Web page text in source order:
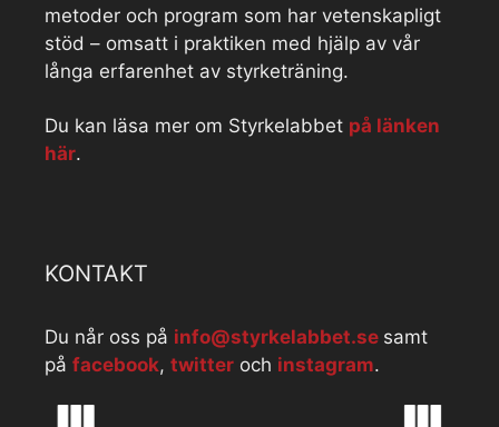
metoder och program som har vetenskapligt
stöd – omsatt i praktiken med hjälp av vår
långa erfarenhet av styrketräning.
Du kan läsa mer om Styrkelabbet på länken
här.
KONTAKT
Du når oss på info@styrkelabbet.se samt
på facebook, twitter och instagram.